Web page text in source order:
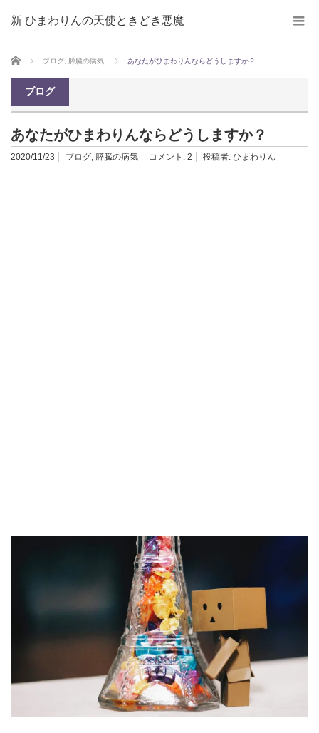
新 ひまわりんの天使ときどき悪魔
ホーム ブログ 膵臓の病気 あなたがひまわりんならどうしますか？
ブログ
あなたがひまわりんならどうしますか？
2020/11/23 ブログ, 膵臓の病気 コメント: 2 投稿者: ひまわりん